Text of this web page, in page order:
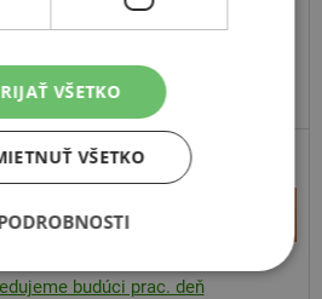
budúci prac. deň
VŠETKO
VŠETKO